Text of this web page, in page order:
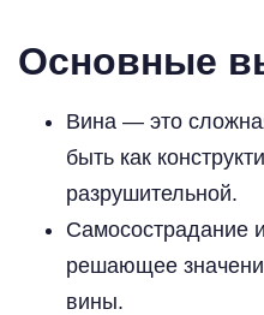
Основные
Вина — это
быть как
разрушительной.
Самосострадание
решающее
вины.